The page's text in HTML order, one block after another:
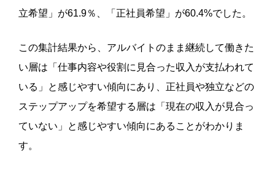
立希望」が61.9％、「正社員希望」が60.4%でした。
この集計結果から、アルバイトのまま継続して働きた
い層は「仕事内容や役割に見合った収入が支払われて
いる」と感じやすい傾向にあり、正社員や独立などの
ステップアップを希望する層は「現在の収入が見合っ
ていない」と感じやすい傾向にあることがわかりま
す。